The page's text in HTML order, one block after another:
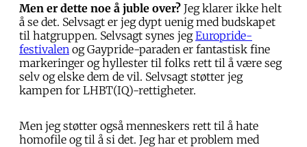
Men er dette noe å juble over? Jeg klarer ikke helt
å se det. Selvsagt er jeg dypt uenig med budskapet
til hatgruppen. Selvsagt synes jegEuropride-
festivalen og Gaypride-paraden er fantastisk fine
markeringer og hyllester til folks rett til å være seg
selv og elske dem de vil. Selvsagt støtter jeg
kampen for LHBT(IQ)-rettigheter.
Men jeg støtter også menneskers rett til å hate
homofile og til å si det. Jeg har et problem med